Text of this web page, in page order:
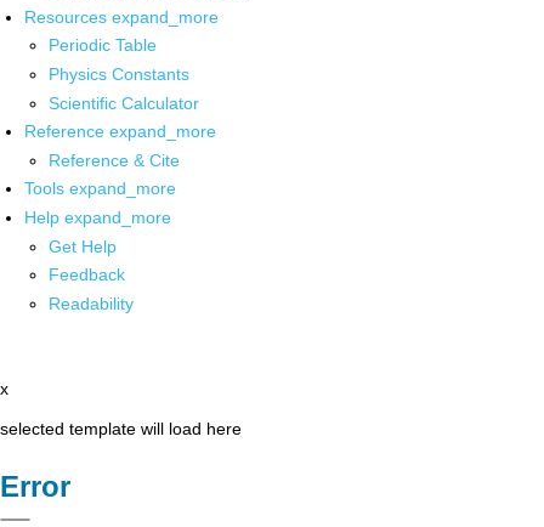
Resources expand_more
Periodic Table
Physics Constants
Scientific Calculator
Reference expand_more
Reference & Cite
Tools expand_more
Help expand_more
Get Help
Feedback
Readability
x
selected template will load here
Error